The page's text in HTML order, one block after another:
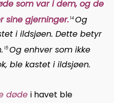
som var i dem, og de
gjerninger. 14Og
i ildsjøen. Dette betyr
15Og enhver som ikke
ble kastet i ildsjøen.
døde i havet ble